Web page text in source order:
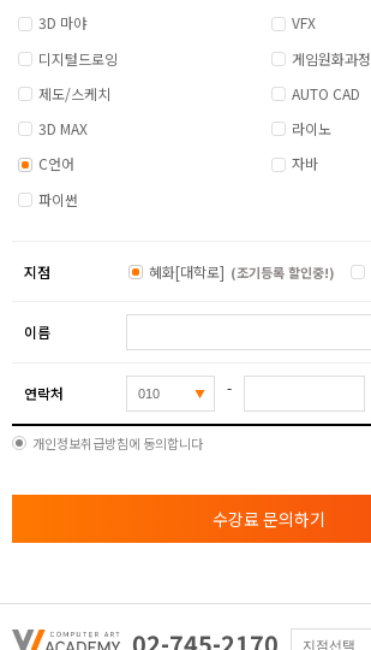
3D 마야
VFX
디지털드로잉
게임원화과정
제도/스케치
AUTO CAD
3D MAX
라이노
C언어
자바
파이썬
지점 혜화[대학로] (조기등록 할인중!)
이름
연락처 -
개인정보취급방침에 동의합니다
수강료 문의하기